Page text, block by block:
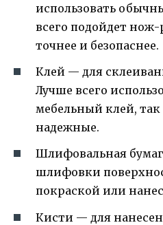
использовать
всего подойдет нож-
точнее и безопаснее.
Клей — для
Лучше всего
мебельный клей,
надежные.
Шлифовальная
шлифовки
покраской или
Кисти — для